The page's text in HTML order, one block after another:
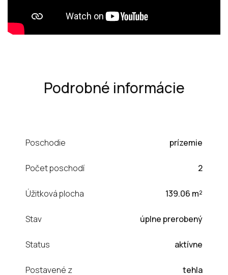
Podrobné informácie
Poschodie prízemie
Počet poschodí 2
Úžitková plocha 139.06 m²
Stav úplne prerobený
Status aktívne
Postavené z tehla